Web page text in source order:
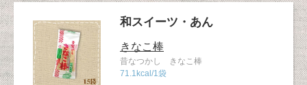
和スイーツ・あん
きなこ棒
昔なつかし きなこ棒
71.1kcal/1袋